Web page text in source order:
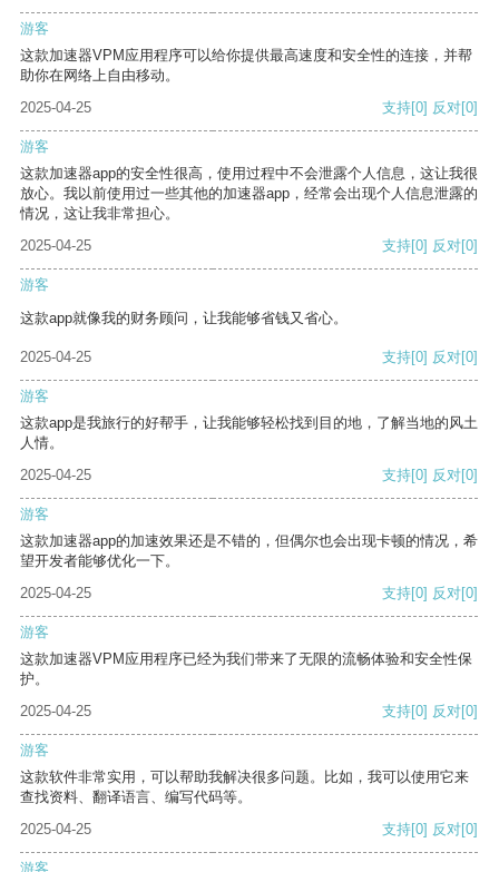
游客
这款加速器VPM应用程序可以给你提供最高速度和安全性的连接，并帮
助你在网络上自由移动。
2025-04-25
支持[0] 反对[0]
游客
这款加速器app的安全性很高，使用过程中不会泄露个人信息，这让我很
放心。我以前使用过一些其他的加速器app，经常会出现个人信息泄露的
情况，这让我非常担心。
2025-04-25
支持[0] 反对[0]
游客
这款app就像我的财务顾问，让我能够省钱又省心。
2025-04-25 支持[0] 反对[0]
游客
这款app是我旅行的好帮手，让我能够轻松找到目的地，了解当地的风土
人情。
2025-04-25
支持[0] 反对[0]
游客
这款加速器app的加速效果还是不错的，但偶尔也会出现卡顿的情况，希
望开发者能够优化一下。
2025-04-25
支持[0] 反对[0]
游客
这款加速器VPM应用程序已经为我们带来了无限的流畅体验和安全性保
护。
2025-04-25
支持[0] 反对[0]
游客
这款软件非常实用，可以帮助我解决很多问题。比如，我可以使用它来
查找资料、翻译语言、编写代码等。
2025-04-25
支持[0] 反对[0]
游客